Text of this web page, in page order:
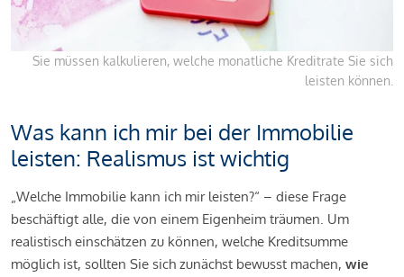
Sie müssen kalkulieren, welche monatliche Kreditrate Sie sich
leisten können.
Was kann ich mir bei der Immobilie
leisten: Realismus ist wichtig
„Welche Immobilie kann ich mir leisten?“ – diese Frage
beschäftigt alle, die von einem Eigenheim träumen. Um
realistisch einschätzen zu können, welche Kreditsumme
möglich ist, sollten Sie sich zunächst bewusst machen, wie